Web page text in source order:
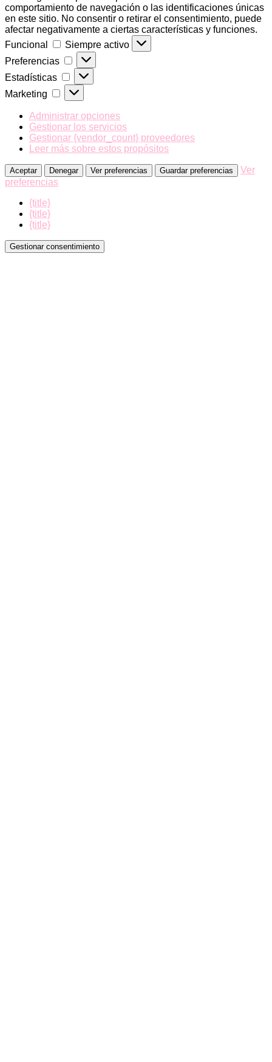
comportamiento de navegación o las identificaciones únicas
en este sitio. No consentir o retirar el consentimiento, puede
afectar negativamente a ciertas características y funciones.
Funcional
Funcional
Siempre activo
Preferencias
Preferencias
Estadísticas Estadísticas
Marketing Marketing
Administrar opciones
Gestionar los servicios
Gestionar {vendor_count} proveedores
Leer más sobre estos propósitos
Aceptar Denegar Ver preferencias Guardar preferencias
Ver
preferencias
{title}
{title}
{title}
Gestionar consentimiento